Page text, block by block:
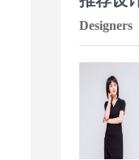
Designers